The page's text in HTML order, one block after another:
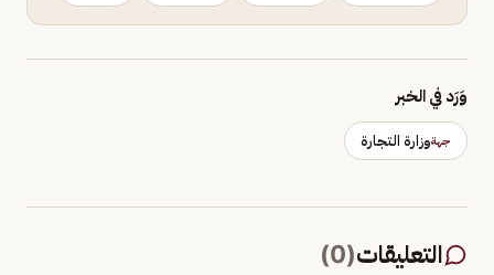
وَرَد في الخبر
جهةوزارة التجارة
التعليقات(
0
)